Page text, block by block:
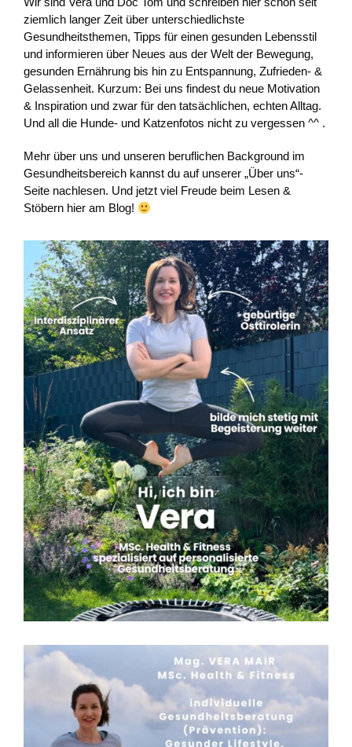
ziemlich langer Zeit über unterschiedlichste
Gesundheitsthemen, Tipps für einen gesunden Lebensstil
und informieren über Neues aus der Welt der Bewegung,
gesunden Ernährung bis hin zu Entspannung, Zufrieden- &
Gelassenheit. Kurzum: Bei uns findest du neue Motivation
& Inspiration und zwar für den tatsächlichen, echten Alltag.
Und all die Hunde- und Katzenfotos nicht zu vergessen ^^ .
Mehr über uns und unseren beruflichen Background im
Gesundheitsbereich kannst du auf unserer „Über uns“-
Seite nachlesen. Und jetzt viel Freude beim Lesen &
Stöbern hier am Blog!